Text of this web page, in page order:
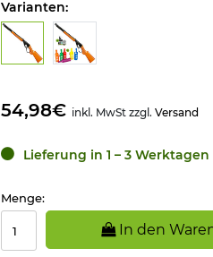
Varianten:
54,98€ inkl. MwSt zzgl.Versand
Lieferung in 1 – 3 Werktagen
Menge:
In den